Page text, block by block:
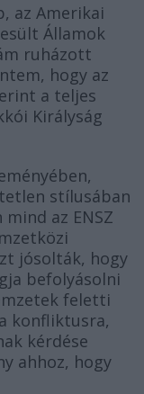
az Amerikai
Államok
ruházott
hogy az
a teljes
Királyság
stílusában
az ENSZ
jósolták, hogy
befolyásolni
feletti
konfliktusra,
kérdése
ahhoz, hogy